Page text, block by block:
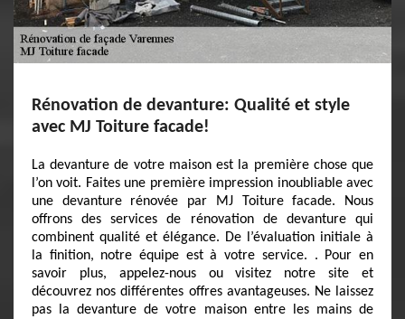
Rénovation de devanture: Qualité et style
avec MJ Toiture facade!
La devanture de votre maison est la première chose que
l’on voit. Faites une première impression inoubliable avec
une devanture rénovée par MJ Toiture facade. Nous
offrons des services de rénovation de devanture qui
combinent qualité et élégance. De l’évaluation initiale à
la finition, notre équipe est à votre service. . Pour en
savoir plus, appelez-nous ou visitez notre site et
découvrez nos différentes offres avantageuses. Ne laissez
pas la devanture de votre maison entre les mains de